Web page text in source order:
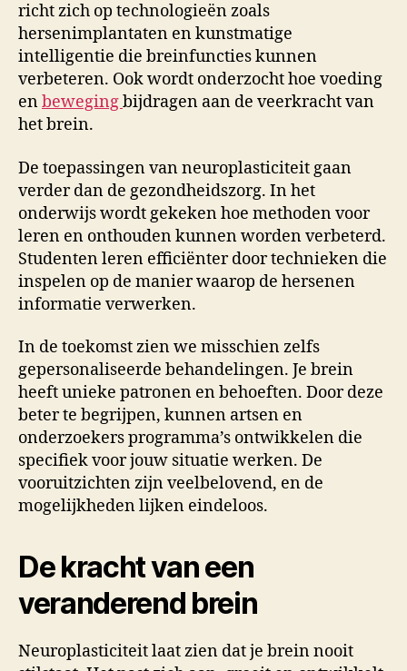
richt zich op technologieën zoals
hersenimplantaten en kunstmatige
intelligentie die breinfuncties kunnen
verbeteren. Ook wordt onderzocht hoe voeding
enbewegingbijdragen aan de veerkracht van
het brein.
De toepassingen van neuroplasticiteit gaan
verder dan de gezondheidszorg. In het
onderwijs wordt gekeken hoe methoden voor
leren en onthouden kunnen worden verbeterd.
Studenten leren efficiënter door technieken die
inspelen op de manier waarop de hersenen
informatie verwerken.
In de toekomst zien we misschien zelfs
gepersonaliseerde behandelingen. Je brein
heeft unieke patronen en behoeften. Door deze
beter te begrijpen, kunnen artsen en
onderzoekers programma’s ontwikkelen die
specifiek voor jouw situatie werken. De
vooruitzichten zijn veelbelovend, en de
mogelijkheden lijken eindeloos.
De kracht van een
veranderend brein
Neuroplasticiteit laat zien dat je brein nooit